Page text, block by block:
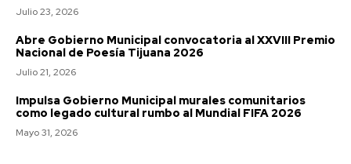
Julio 23, 2026
Abre Gobierno Municipal convocatoria al XXVIII Premio
Nacional de Poesía Tijuana 2026
Julio 21, 2026
Impulsa Gobierno Municipal murales comunitarios
como legado cultural rumbo al Mundial FIFA 2026
Mayo 31, 2026